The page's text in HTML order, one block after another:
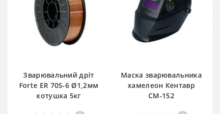
Зварювальний дріт
Forte ER 70S-6 Ø1,2мм
котушка 5кг
Маска зварювальника
хамелеон Кентавр
СМ-152